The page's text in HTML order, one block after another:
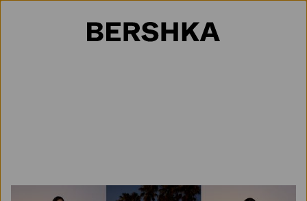
Selección de país